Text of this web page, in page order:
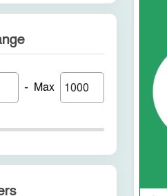
কুরআন ফাউন্ডেশন
প্রকাশনী
- Max